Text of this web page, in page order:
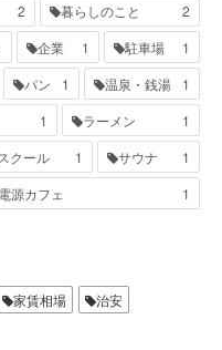
2 暮らしのこと
2
企業 1 駐車場
1
パン 1 温泉・銭湯
1
1 ラーメン
1
クール 1 サウナ
1
電源カフェ 1
家賃相場 治安